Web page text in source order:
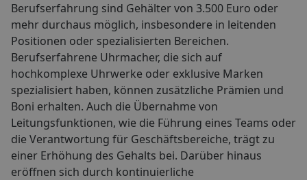
Berufserfahrung sind Gehälter von 3.500 Euro oder
mehr durchaus möglich, insbesondere in leitenden
Positionen oder spezialisierten Bereichen.
Berufserfahrene Uhrmacher, die sich auf
hochkomplexe Uhrwerke oder exklusive Marken
spezialisiert haben, können zusätzliche Prämien und
Boni erhalten. Auch die Übernahme von
Leitungsfunktionen, wie die Führung eines Teams oder
die Verantwortung für Geschäftsbereiche, trägt zu
einer Erhöhung des Gehalts bei. Darüber hinaus
eröffnen sich durch kontinuierliche